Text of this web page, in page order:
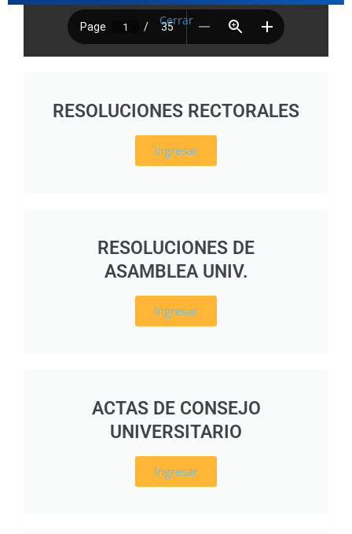
RESOLUCIONES RECTORALES
Ingresar
RESOLUCIONES DE
ASAMBLEA UNIV.
Ingresar
ACTAS DE CONSEJO
UNIVERSITARIO
Ingresar
Cerrar